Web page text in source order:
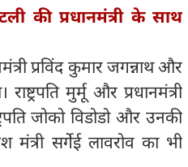
की प्रधानमंत्री के साथ
प्रविंद कुमार जगन्नाथ और
मुर्मू और प्रधानमंत्री
जोको विडोडो और उनकी
मंत्री सर्गेई लावरोव का भी